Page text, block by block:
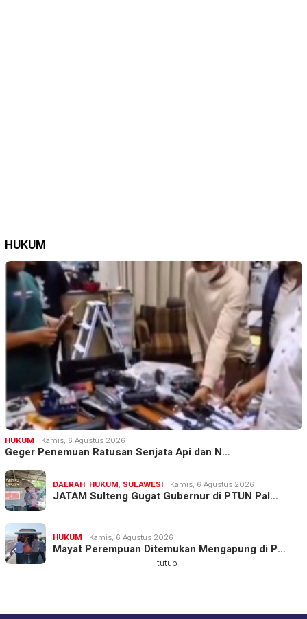
HUKUM
HUKUM Kamis, 6 Agustus 2026
Geger Penemuan Ratusan Senjata Api dan N…
DAERAH HUKUM SULAWESI Kamis, 6 Agustus 2026
JATAM Sulteng Gugat Gubernur di PTUN Pal…
HUKUM Kamis, 6 Agustus 2026
Mayat Perempuan Ditemukan Mengapung di P…
tutup